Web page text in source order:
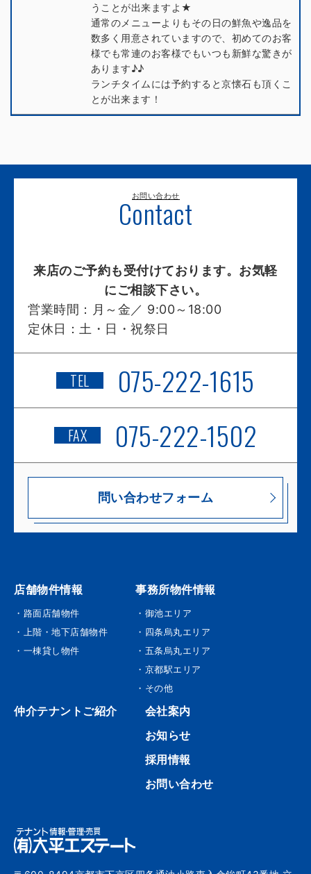
うことが出来ますよ★
通常のメニューよりもその日の鮮魚や逸品を
数多く用意されていますので、初めてのお客
様でも常連のお客様でもいつも新鮮な驚きが
あります♪♪
ランチタイムには予約すると京懐石も頂くこ
とが出来ます！
お問い合わせ
Contact
来店のご予約も受付けております。お気軽
にご相談下さい。
営業時間：
月～金／ 9:00～18:00
定休日： 土・日・祝祭日
TEL 075-222-1615
FAX 075-222-1502
問い合わせフォーム
店舗物件情報
・路面店舗物件
・上階・地下店舗物件
・一棟貸し物件
事務所物件情報
・御池エリア
・四条烏丸エリア
・五条烏丸エリア
・京都駅エリア
・その他
仲介テナントご紹介
会社案内
お知らせ
採用情報
お問い合わせ